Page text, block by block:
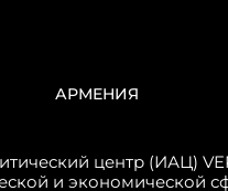
АРМЕНИЯ
центр (ИАЦ)
и экономической